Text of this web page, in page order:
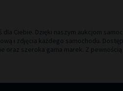
Ciebie. Dzięki naszym aukcjom
i zdjęcia każdego samochodu.
oraz szeroka gama marek. Z